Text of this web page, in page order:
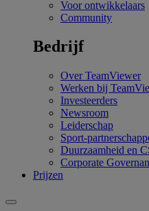
Voor ontwikkelaars
Community
Bedrijf
Over TeamViewer
Werken bij
Investeerders
Newsroom
Leiderschap
Sport-
Duurzaamheid en
Corporate
Prijzen